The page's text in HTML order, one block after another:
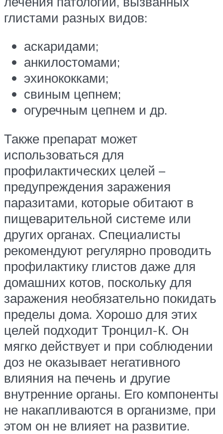
глистами разных видов:
аскаридами;
анкилостомами;
эхинококками;
свиным цепнем;
огуречным цепнем и др.
Также препарат может
использоваться для
профилактических целей –
предупреждения заражения
паразитами, которые обитают в
пищеварительной системе или
других органах. Специалисты
рекомендуют регулярно проводить
профилактику глистов даже для
домашних котов, поскольку для
заражения необязательно покидать
пределы дома. Хорошо для этих
целей подходит Тронцил-К. Он
мягко действует и при соблюдении
доз не оказывает негативного
влияния на печень и другие
внутренние органы. Его компоненты
не накапливаются в организме, при
этом он не влияет на развитие.